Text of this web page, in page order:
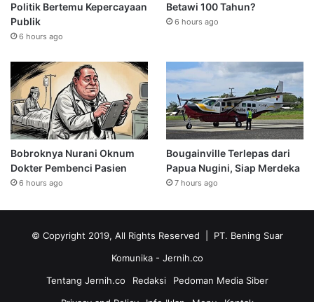
Politik Bertemu Kepercayaan
Publik
6 hours ago
Betawi 100 Tahun?
6 hours ago
Bobroknya Nurani Oknum
Dokter Pembenci Pasien
6 hours ago
Bougainville Terlepas dari
Papua Nugini, Siap Merdeka
7 hours ago
© Copyright 2019, All Rights Reserved | PT. Bening Suar
Komunika - Jernih.co
Tentang Jernih.co
Redaksi
Pedoman Media Siber